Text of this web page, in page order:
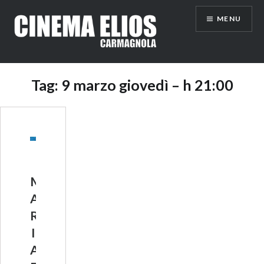
contenuto
MENU
Tag: 9 marzo giovedì – h 21:00
M
A
R
I
A